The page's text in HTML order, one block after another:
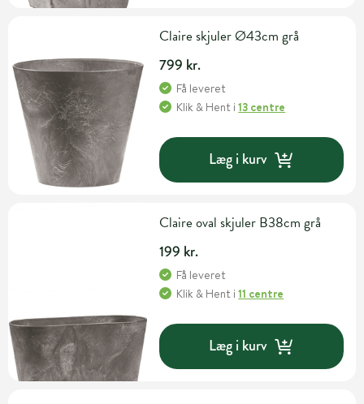
Claire skjuler Ø43cm grå
799 kr.
Få leveret
Klik & Hent i13 centre
Læg i kurv
Claire oval skjuler B38cm grå
199 kr.
Få leveret
Klik & Hent i11 centre
Læg i kurv